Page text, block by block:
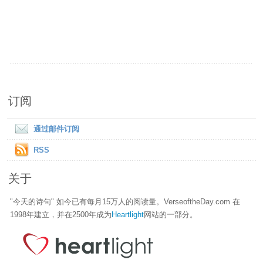
订阅
通过邮件订阅
RSS
关于
"今天的诗句" 如今已有每月15万人的阅读量。VerseoftheDay.com 在
1998年建立，并在2500年成为 Heartlight网站的一部分。